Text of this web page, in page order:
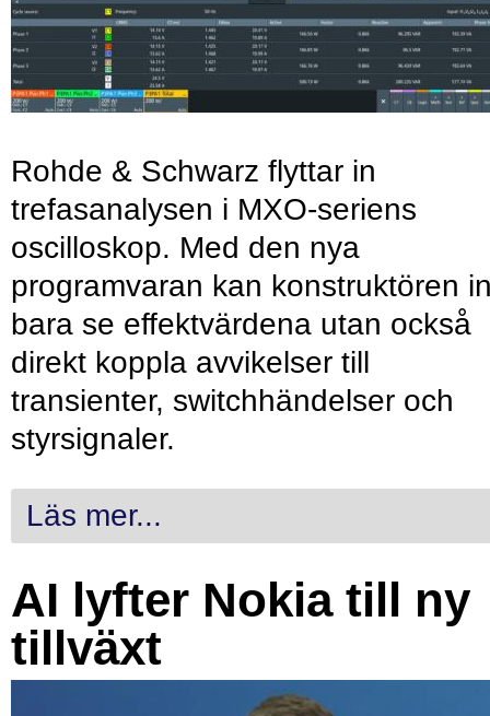
Rohde & Schwarz flyttar in
trefasanalysen i MXO-seriens
oscilloskop. Med den nya
programvaran kan konstruktören
bara se effektvärdena utan också
direkt koppla avvikelser till
transienter, switchhändelser och
styrsignaler.
Läs mer...
AI lyfter Nokia till ny
tillväxt